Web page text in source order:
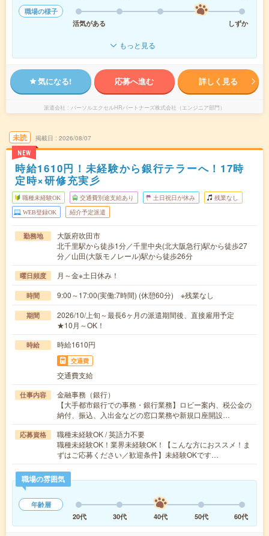
職場の様子
活気がある
しずか
もっと見る
気になる! 応募へ進む 詳しく見る
派遣会社 パーソルエクセルHRパートナーズ株式会社（エンジニア部門）
未読
NEW
掲載日 2026/08/07
時給1610円！未経験から銀行テラーへ！17時
定時×研修充実彡
職種未経験OK 交通費別途支給あり 土日祝日が休み 残業なし
WEB登録OK 紹介予定派遣
勤務地
大阪府吹田市
北千里駅から徒歩1分／千里中央(北大阪急行)駅から徒歩27
分／山田(大阪モノレール)駅から徒歩26分
曜日頻度 月～金※土日休み！
時間 9:00～17:00(実働:7時間) (休憩60分) ※残業なし
期間
2026/10/上旬～最長6ヶ月の派遣期間後、直接雇用予定
★10月～OK！
時給 時給1610円
交通費
交通費支給
仕事内容
金融事務（銀行）
【大手都市銀行での事務・銀行業務】ロビー案内、税公金の
納付、振込、入出金などの窓口業務や新規口座開設…
応募資格
職種未経験OK / 英語力不要
職種未経験OK！業界未経験OK！【こんな方におススメ！ま
ずはご応募ください／歓迎条件】未経験OKです…
職場の雰囲気
年齢層
20代
30代 40代 50代 60代